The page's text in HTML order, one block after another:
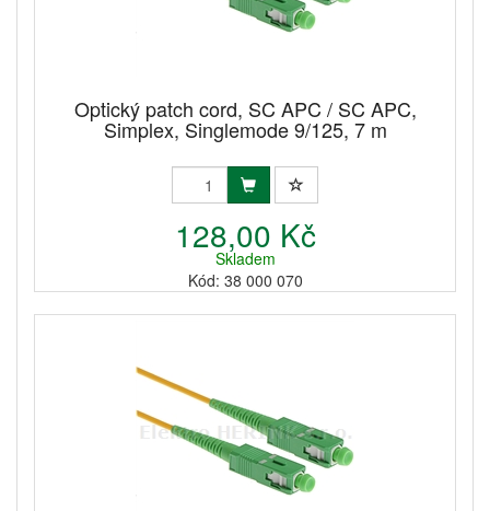
Optický patch cord, SC APC / SC APC,
Simplex, Singlemode 9/125, 7 m
128,00 Kč
Skladem
Kód: 38 000 070